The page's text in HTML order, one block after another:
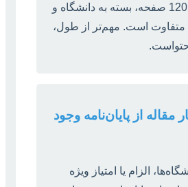
معمولاً بین 80 تا 120 صفحه، بسته به دانشگاه و
متفاوت است. مهم‌تر از طول،
مقاله از پایان‌نامه وجود
الزام یا امتیاز ویژه